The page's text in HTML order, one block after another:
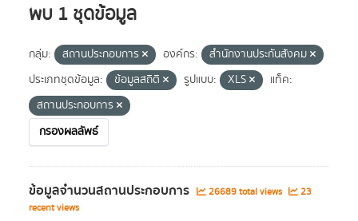
พบ 1 ชุดข้อมูล
กลุ่ม: สถานประกอบการ องค์กร:
สำนักงานประกันสังคม
ประเภทชุดข้อมูล:
ข้อมูลสถิติ รูปแบบ: XLS
แท็ค:
สถานประกอบการ
กรองผลลัพธ์
ข้อมูลจำนวนสถานประกอบการ 26689 total views
23
recent views